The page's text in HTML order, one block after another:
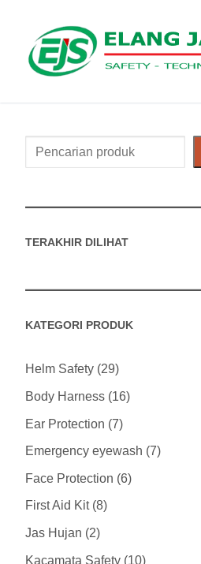
Cari
Produk
TERAKHIR DILIHAT
KATEGORI PRODUK
Helm Safety 29
Body Harness 16
Ear Protection 7
Emergency eyewash 7
Face Protection 6
First Aid Kit 8
Jas Hujan 2
Kacamata Safety 10